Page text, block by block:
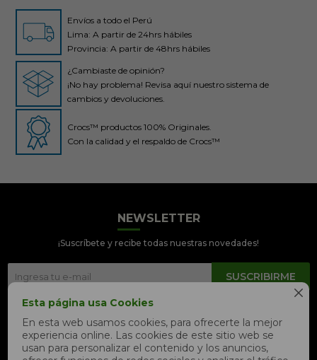

Esta página usa Cookies
En esta web usamos cookies, para ofrecerte la mejor
experiencia online. Las cookies de este sitio web se
usan para personalizar el contenido y los anuncios,
Crocs Perú
● En línea
📦 Quiero saber sobre mi pedido
Envíos a todo el Perú
Lima: A partir de 24hrs hábiles
Provincia: A partir de 48hrs hábiles
¿Cambiaste de opinión?
¡No hay problema! Revisa aquí nuestro sistema de
cambios y devoluciones.
Crocs™ productos 100% Originales.
Con la calidad y el respaldo de Crocs™
NEWSLETTER
¡Suscríbete y recibe todas nuestras novedades!
SUSCRIBIRME
